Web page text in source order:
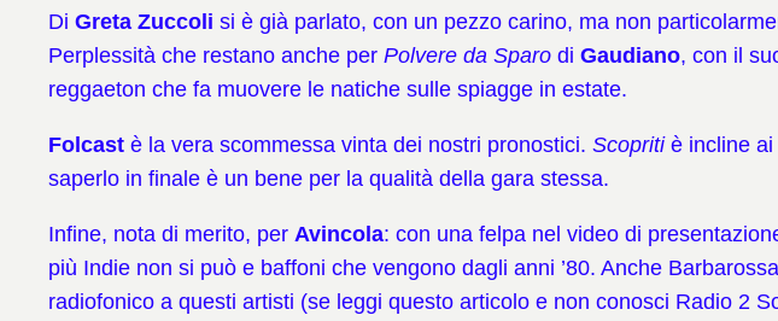
Di Greta Zuccoli si è già parlato, con un pezzo carino, ma non
Perplessità che restano anche per Polvere da Sparo di Gaudiano, con il
reggaeton che fa muovere le natiche sulle spiagge in estate.
Folcast è la vera scommessa vinta dei nostri pronostici. Scopritiè incline ai
saperlo in finale è un bene per la qualità della gara stessa.
Infine, nota di merito, per Avincola: con una felpa nel video di
più Indie non si può e baffoni che vengono dagli anni ’80. Anche
radiofonico a questi artisti (se leggi questo articolo e non conosci Radio 2